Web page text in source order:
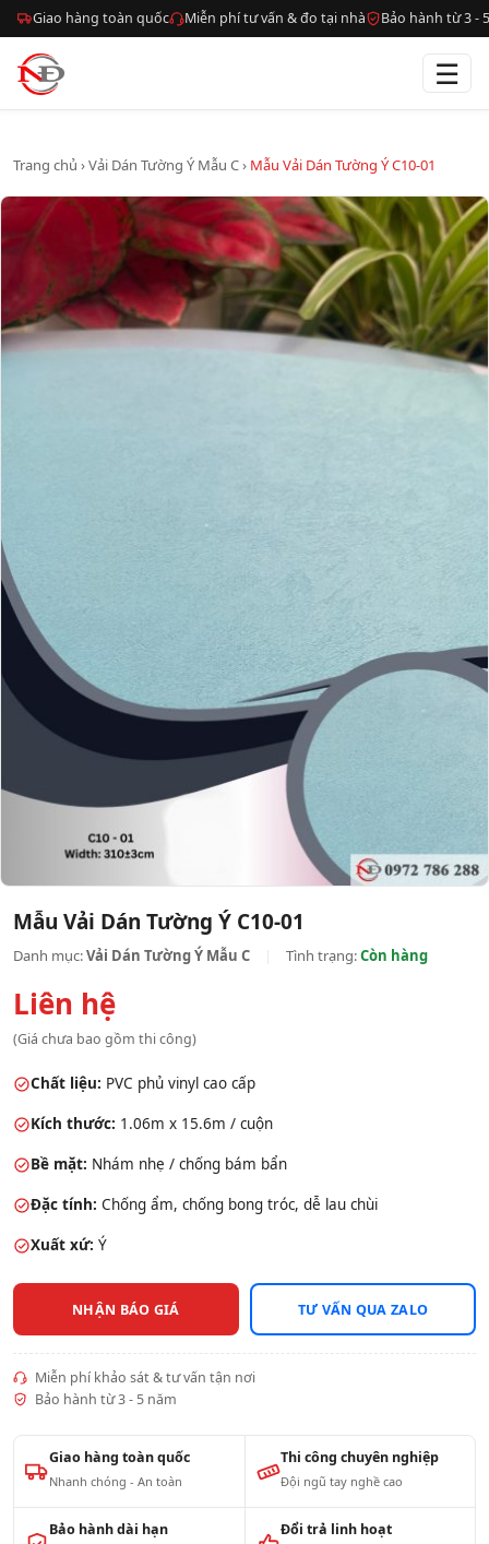
Giao hàng toàn quốc Miễn phí tư vấn & đo tại nhà Bảo hành từ 3 -
☰
Trang chủ ›Vải Dán Tường Ý Mẫu C› Mẫu Vải Dán Tường Ý C10-01
Mẫu Vải Dán Tường Ý C10-01
Danh mục:Vải Dán Tường Ý Mẫu C Tình trạng:Còn hàng
Liên hệ
(Giá chưa bao gồm thi công)
Chất liệu: PVC phủ vinyl cao cấp
Kích thước: 1.06m x 15.6m / cuộn
Bề mặt: Nhám nhẹ / chống bám bẩn
Đặc tính: Chống ẩm, chống bong tróc, dễ lau chùi
Xuất xứ: Ý
NHẬN BÁO GIÁ TƯ VẤN QUA ZALO
Miễn phí khảo sát & tư vấn tận nơi
Bảo hành từ 3 - 5 năm
Giao hàng toàn quốc
Nhanh chóng - An toàn
Thi công chuyên nghiệp
Đội ngũ tay nghề cao
Bảo hành dài hạn Đổi trả linh hoạt